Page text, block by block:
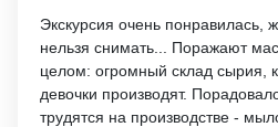
Экскурсия очень понравилась,
нельзя снимать... Поражают
целом: огромный склад сырия,
девочки производят.
трудятся на производстве -